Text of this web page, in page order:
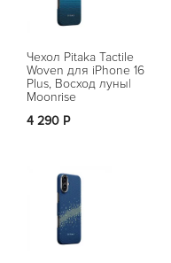
Чехол Pitaka Tactile
Woven для iPhone 16
Plus, Восход луны|
Moonrise
4 290 Р